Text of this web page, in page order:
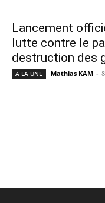
Lancement
lutte contre le
destruction des
A LA UNE Mathias KAM -